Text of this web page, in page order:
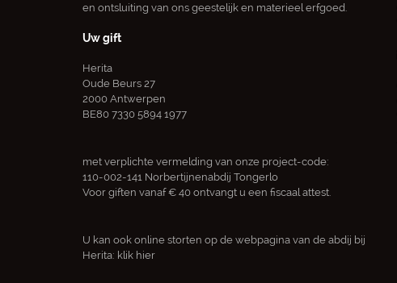
en ontsluiting van ons geestelijk en materieel erfgoed.
Uw gift
Herita
Oude Beurs 27
2000 Antwerpen
BE80 7330 5894 1977
met verplichte vermelding van onze project-code:
110-002-141 Norbertijnenabdij Tongerlo
Voor giften vanaf € 40 ontvangt u een fiscaal attest.
U kan ook online storten op de webpagina van de abdij bij
Herita: klik hier